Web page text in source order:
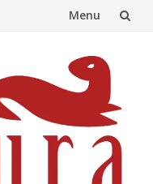
Menu